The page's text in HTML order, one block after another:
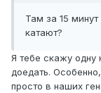
Там за 15
катают?
Я тебе скажу одну
доедать.
просто в наших